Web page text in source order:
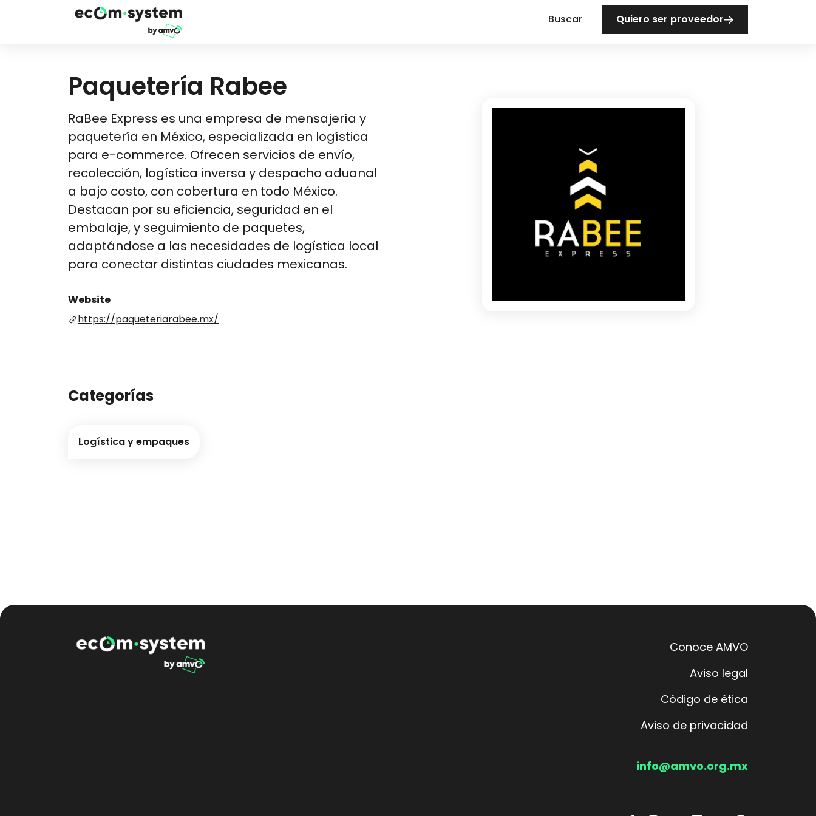
Buscar Quiero ser proveedor
Paquetería Rabee
RaBee Express es una empresa de mensajería y
paquetería en México, especializada en logística
para e-commerce. Ofrecen servicios de envío,
recolección, logística inversa y despacho aduanal
a bajo costo, con cobertura en todo México.
Destacan por su eficiencia, seguridad en el
embalaje, y seguimiento de paquetes,
adaptándose a las necesidades de logística local
para conectar distintas ciudades mexicanas​​​​.
Website
https://paqueteriarabee.mx/
Categorías
Logística y empaques
Conoce AMVO
Aviso legal
Código de ética
Aviso de privacidad
info@amvo.org.mx